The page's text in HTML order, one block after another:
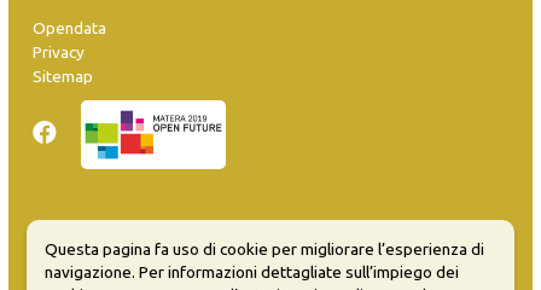
Opendata
Privacy
Sitemap
Guida
FAQ
Questa pagina fa uso di cookie per migliorare l’esperienza di
navigazione. Per informazioni dettagliate sull’impiego dei